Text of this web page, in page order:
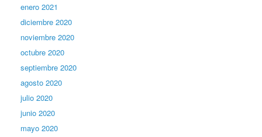
enero 2021
diciembre 2020
noviembre 2020
octubre 2020
septiembre 2020
agosto 2020
julio 2020
junio 2020
mayo 2020